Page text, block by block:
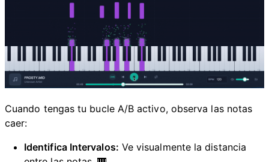
Cuando tengas tu bucle A/B activo, observa las notas
caer:
Identifica Intervalos: Ve visualmente la distancia